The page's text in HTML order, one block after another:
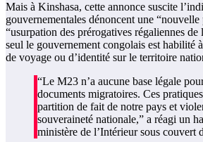
Mais à Kinshasa, cette annonce suscite
gouvernementales dénoncent une
“usurpation des prérogatives régaliennes de
seul le gouvernement congolais est habilité
de voyage ou d’identité sur le territoire
“Le M23 n’a aucune base légale
documents migratoires. Ces
partition de fait de notre pays et
souveraineté nationale,” a réagi un
ministère de l’Intérieur sous couvert